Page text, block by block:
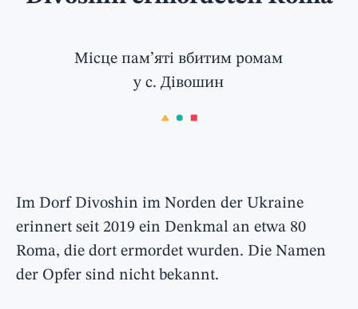
Місце пам’яті вбитим ромам
у с. Дівошин
Im Dorf Divoshin im Norden der Ukraine
erinnert seit 2019 ein Denkmal an etwa 80
Roma, die dort ermordet wurden. Die Namen
der Opfer sind nicht bekannt.